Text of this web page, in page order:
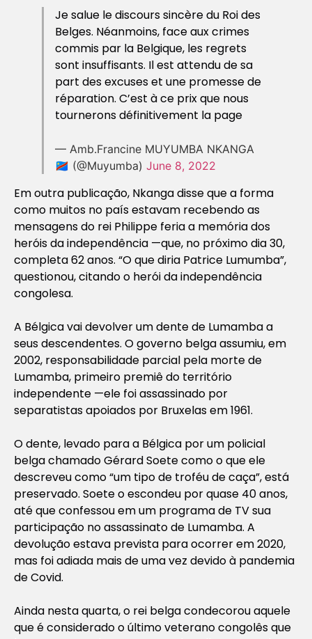
Je salue le discours sincère du Roi des
Belges. Néanmoins, face aux crimes
commis par la Belgique, les regrets
sont insuffisants. Il est attendu de sa
part des excuses et une promesse de
réparation. C’est à ce prix que nous
tournerons définitivement la page
— Amb.Francine MUYUMBA NKANGA
🇨🇩 (@Muyumba) June 8, 2022
Em outra publicação, Nkanga disse que a forma
como muitos no país estavam recebendo as
mensagens do rei Philippe feria a memória dos
heróis da independência —que, no próximo dia 30,
completa 62 anos. “O que diria Patrice Lumumba”,
questionou, citando o herói da independência
congolesa.
A Bélgica vai devolver um dente de Lumamba a
seus descendentes. O governo belga assumiu, em
2002, responsabilidade parcial pela morte de
Lumamba, primeiro premiê do território
independente —ele foi assassinado por
separatistas apoiados por Bruxelas em 1961.
O dente, levado para a Bélgica por um policial
belga chamado Gérard Soete como o que ele
descreveu como “um tipo de troféu de caça”, está
preservado. Soete o escondeu por quase 40 anos,
até que confessou em um programa de TV sua
participação no assassinato de Lumamba. A
devolução estava prevista para ocorrer em 2020,
mas foi adiada mais de uma vez devido à pandemia
de Covid.
Ainda nesta quarta, o rei belga condecorou aquele
que é considerado o último veterano congolês que